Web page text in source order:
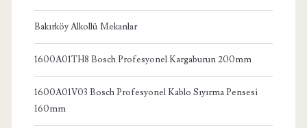
Bakırköy Alkollü Mekanlar
1600A01TH8 Bosch Profesyonel Kargaburun 200mm
1600A01V03 Bosch Profesyonel Kablo Sıyırma Pensesi
160mm